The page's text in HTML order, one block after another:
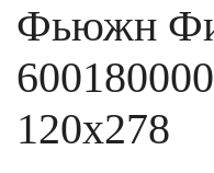
Фьюжн
120x278